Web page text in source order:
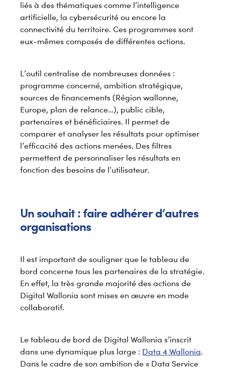
liés à des thématiques comme l’intelligence
artificielle, la cybersécurité ou encore la
connectivité du territoire. Ces programmes sont
eux-mêmes composés de différentes actions.
L’outil centralise de nombreuses données :
programme concerné, ambition stratégique,
sources de financements (Région wallonne,
Europe, plan de relance…), public cible,
partenaires et bénéficiaires. Il permet de
comparer et analyser les résultats pour optimiser
l’efficacité des actions menées. Des filtres
permettent de personnaliser les résultats en
fonction des besoins de l’utilisateur.
Un souhait : faire adhérer d’autres
organisations
Il est important de souligner que le tableau de
bord concerne tous les partenaires de la stratégie.
En effet, la très grande majorité des actions de
Digital Wallonia sont mises en œuvre en mode
collaboratif.
Le tableau de bord de Digital Wallonia s’inscrit
dans une dynamique plus large : Data 4 Wallonia.
Dans le cadre de son ambition de « Data Service